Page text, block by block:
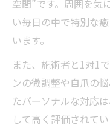
空間”です。周囲を気
い毎日の中で特別な
います。
また、施術者と1対1
ンの微調整や自爪の
たパーソナルな対応
して高く評価されてい